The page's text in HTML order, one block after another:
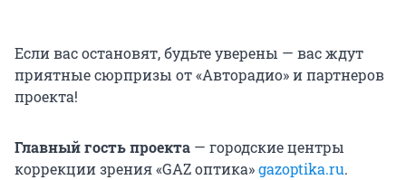
Если вас остановят, будьте уверены — вас ждут
приятные сюрпризы от «Авторадио» и партнеров
проекта!
Главный гость проекта — городские центры
коррекции зрения «GAZ оптика»gazoptika.ru.